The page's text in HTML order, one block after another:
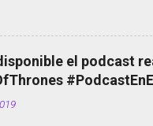
copyright en Instagram
Scott saca a Kevin
el smartphone en sus
de bicicletas de alquiler
tumbado. Amazon
el podcast